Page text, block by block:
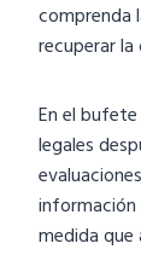
comprenda
recuperar
En el
legales
información
medida que